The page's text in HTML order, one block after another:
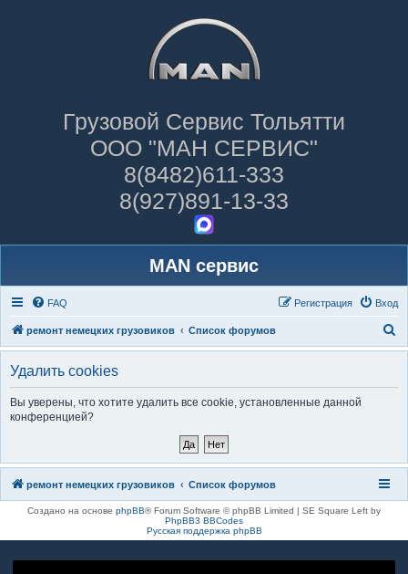
Грузовой Сервис Тольятти
ООО "МАН СЕРВИС"
8(8482)611-333
8(927)891-13-33
MAN сервис
FAQ Вход
Регистрация
ремонт немецких грузовиков Список форумов
о
Удалить cookies
Вы уверены, что хотите удалить все cookie, установленные данной
конференцией?
ремонт немецких грузовиков Список форумов
Создано на основе phpBB® Forum Software © phpBB Limited | SE Square Left by
PhpBB3 BBCodes
Русская поддержка phpBB